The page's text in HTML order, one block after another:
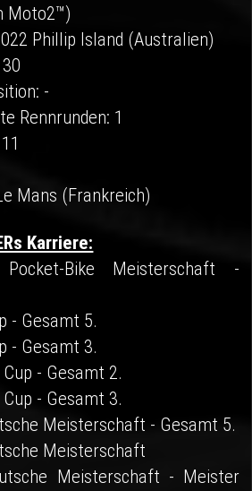
Moto2™)
Phillip Island (Australien)
-
Rennrunden: 1
Mans (Frankreich)
Karriere:
Bike Meisterschaft -
- Gesamt 5.
- Gesamt 3.
- Gesamt 2.
- Gesamt 3.
Meisterschaft - Gesamt 5.
Meisterschaft
Meisterschaft - Meister